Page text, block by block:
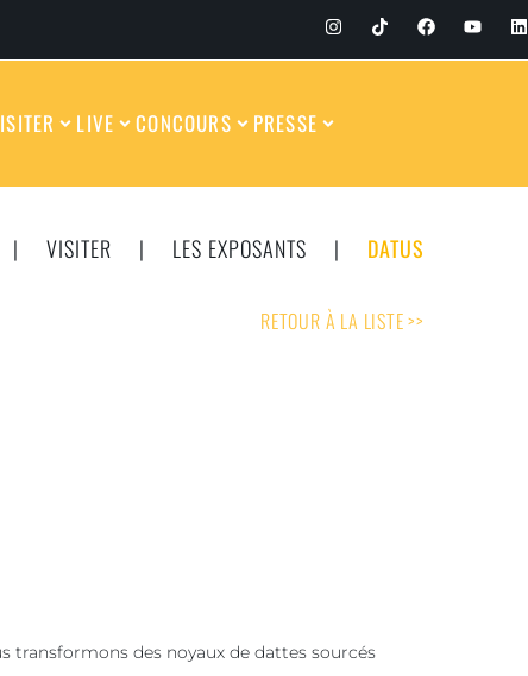
LIVE CONCOURS PRESSE
| VISITER | LES EXPOSANTS | DATUS
RETOUR À LA LISTE >>
transformons des noyaux de dattes sourcés